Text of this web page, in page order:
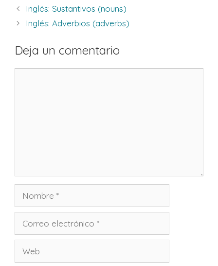
Inglés: Sustantivos (nouns)
Inglés: Adverbios (adverbs)
Deja un comentario
electrónico